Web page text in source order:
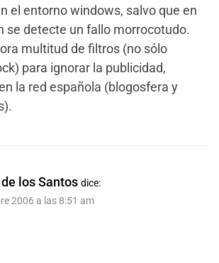
el entorno windows, salvo que en
se detecte un fallo morrocotudo.
multitud de filtros (no sólo
para ignorar la publicidad,
la red española (blogosfera y
los Santos dice:
2006 a las 8:51 am